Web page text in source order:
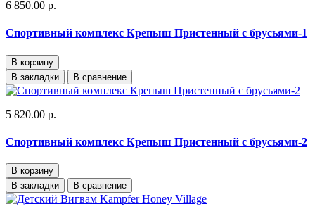
6 850.00 р.
Спортивный комплекс Крепыш Пристенный с брусьями-1
В корзину
В закладки
В сравнение
5 820.00 р.
Спортивный комплекс Крепыш Пристенный с брусьями-2
В корзину
В закладки
В сравнение